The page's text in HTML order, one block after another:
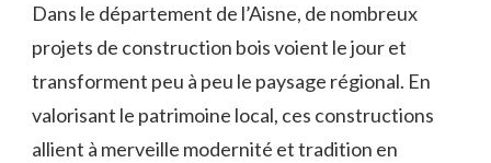
Dans le département de l’Aisne, de nombreux
projets ⁤de construction bois voient le ​jour et
transforment peu à peu le⁢ paysage régional. En
valorisant le patrimoine‌ local, ces constructions
allient à merveille modernité et ‌tradition en